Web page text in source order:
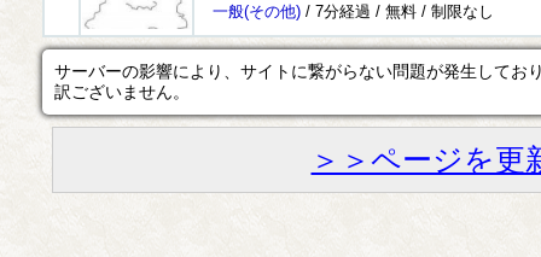
一般(その他) / 7分経過 / 無料 / 制限なし
サーバーの影響により、サイトに繋がらない問題が発生してお
訳ございません。
＞＞ページを更